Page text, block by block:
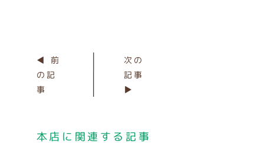
◀ 前
の記
事
次の
記事
▶
本店に関連する記事